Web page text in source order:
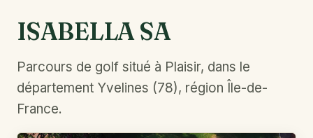
ISABELLA SA
Parcours de golf situé à Plaisir, dans le
département Yvelines (78), région Île-de-
France.